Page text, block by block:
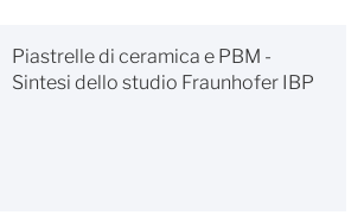
Piastrelle di ceramica e PBM -
Sintesi dello studio Fraunhofer IBP